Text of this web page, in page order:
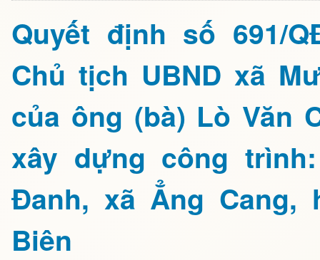
Quyết định số 691/
Chủ tịch UBND xã
của ông (bà) Lò Văn
xây dựng công
Đanh, xã Ẳng Cang,
Biên